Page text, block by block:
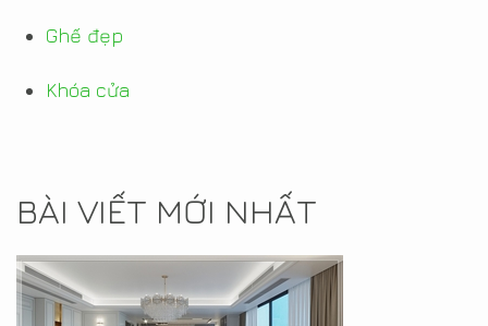
Ghế đẹp
Khóa cửa
BÀI VIẾT MỚI NHẤT